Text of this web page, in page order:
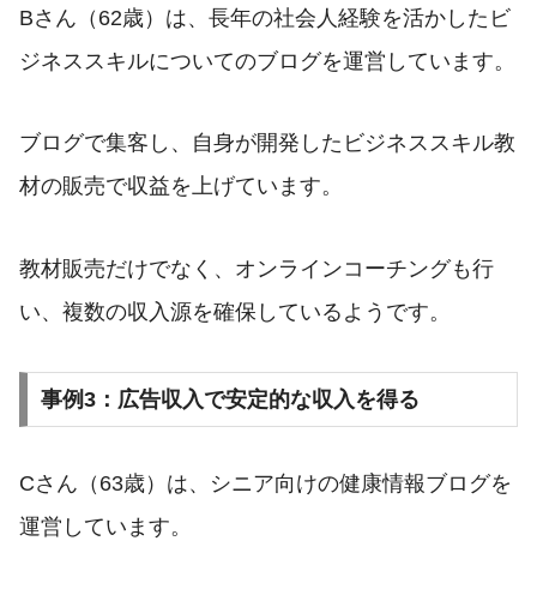
Bさん（62歳）は、長年の社会人経験を活かしたビ
ジネススキルについてのブログを運営しています。
ブログで集客し、自身が開発したビジネススキル教
材の販売で収益を上げています。
教材販売だけでなく、オンラインコーチングも行
い、複数の収入源を確保しているようです。
事例3：広告収入で安定的な収入を得る
Cさん（63歳）は、シニア向けの健康情報ブログを
運営しています。